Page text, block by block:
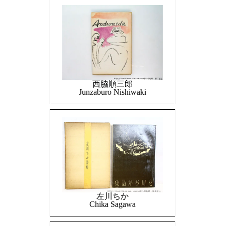
西脇順三郎
Junzaburo Nishiwaki
左川ちか
Chika Sagawa